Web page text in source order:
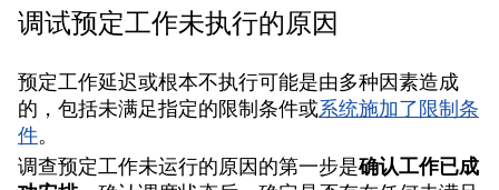
调试预定工作未执行的原因
预定工作延迟或根本不执行可能是由多种因素造成
的，包括未满足指定的限制条件或系统施加了限制条
件。
调查预定工作未运行的原因的第一步是确认工作已成